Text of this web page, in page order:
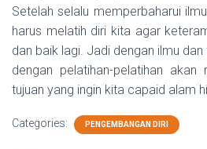
Setelah selalu memperbaharui
harus melatih diri kita agar
dan baik lagi. Jadi dengan ilmu
dengan pelatihan-pelatihan akan
tujuan yang ingin kita capaid alam
Categories: PENGEMBANGAN DIRI